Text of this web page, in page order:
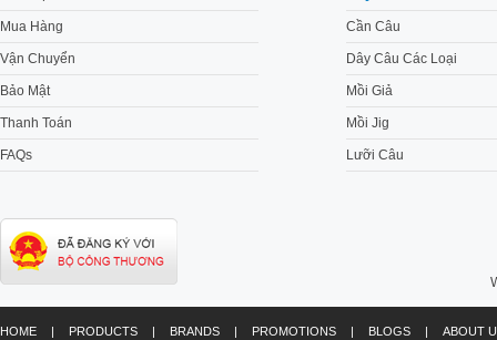
Mua Hàng
Vận Chuyển
Bảo Mật
Thanh Toán
FAQs
Cần Câu
Dây Câu Các Loại
Mồi Giả
Mồi Jig
Lưỡi Câu
HOME | PRODUCTS | BRANDS | PROMOTIONS | BLOGS | ABOUT